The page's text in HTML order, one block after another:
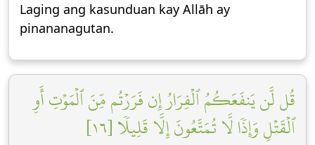
Laging ang kasunduan kay Allāh ay
pinananagutan.
قُل لَّن يَنفَعَكُمُ ٱلۡفِرَارُ إِن فَرَرۡتُم مِّنَ ٱلۡمَوۡتِ أَوِ
ٱلۡقَتۡلِ وَإِذٗا لَّا تُمَتَّعُونَ إِلَّا قَلِيلٗا [١٦]